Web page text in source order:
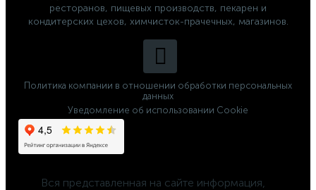
ресторанов, пищевых производств, пекарен и
кондитерских цехов, химчисток-прачечных, магазинов.
Политика компании в отношении обработки персональных
данных
Уведомление об использовании Cookie